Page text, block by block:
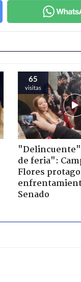
65
visitas
de feria":
Flores
Senado